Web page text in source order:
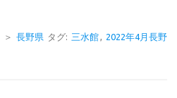
＞ 長野県 タグ: 三水館, 2022年4月長野